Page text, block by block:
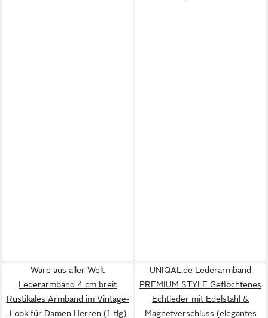
Ware aus aller Welt
Lederarmband 4 cm breit
Rustikales Armband im Vintage-
Look für Damen Herren (1-tlg)
UNIQAL.de Lederarmband
PREMIUM STYLE Geflochtenes
Echtleder mit Edelstahl &
Magnetverschluss (elegantes